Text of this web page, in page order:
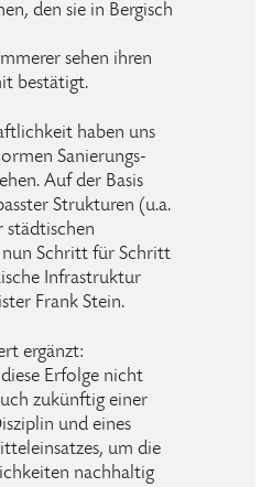
den sie in Bergisch
sehen ihren
bestätigt.
haben uns
Sanierungs-
Auf der Basis
Strukturen (u.a.
städtischen
Schritt für Schritt
Infrastruktur
Frank Stein.
ergänzt:
Erfolge nicht
zukünftig einer
und eines
um die
nachhaltig